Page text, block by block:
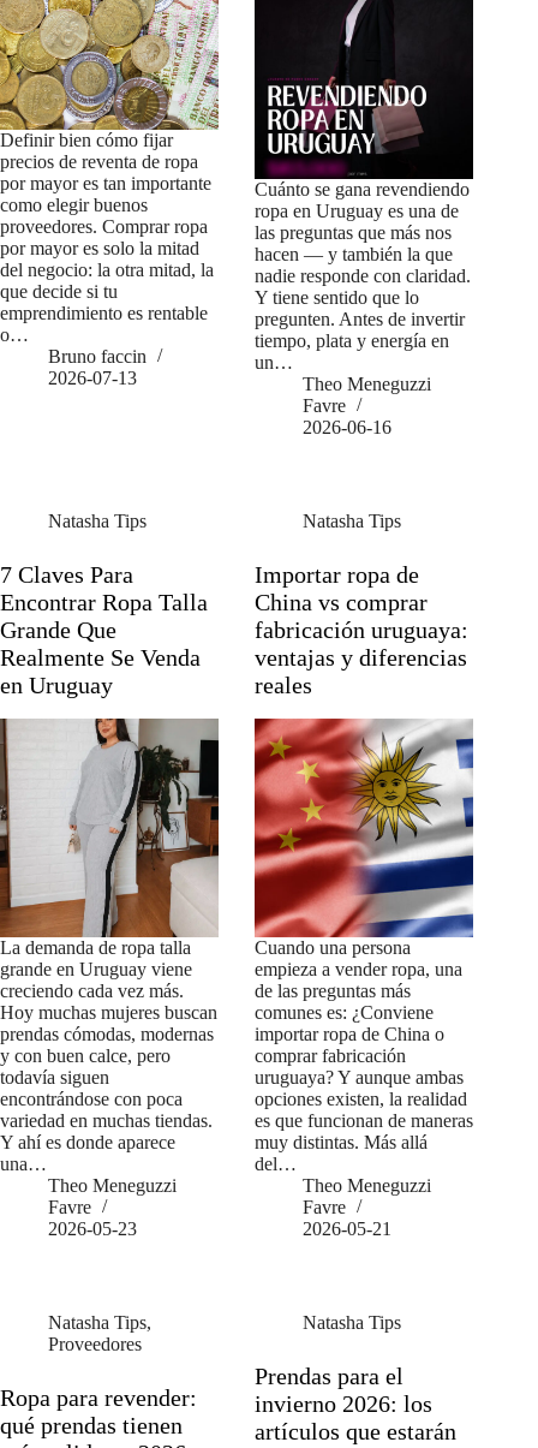
Definir bien cómo fijar
precios de reventa de ropa
por mayor es tan importante
como elegir buenos
proveedores. Comprar ropa
por mayor es solo la mitad
del negocio: la otra mitad, la
que decide si tu
emprendimiento es rentable
o…
Bruno faccin
2026-07-13
Cuánto se gana revendiendo
ropa en Uruguay es una de
las preguntas que más nos
hacen — y también la que
nadie responde con claridad.
Y tiene sentido que lo
pregunten. Antes de invertir
tiempo, plata y energía en
un…
Theo Meneguzzi
Favre
2026-06-16
Natasha Tips
7 Claves Para
Encontrar Ropa Talla
Grande Que
Realmente Se Venda
en Uruguay
La demanda de ropa talla
grande en Uruguay viene
creciendo cada vez más.
Hoy muchas mujeres buscan
prendas cómodas, modernas
y con buen calce, pero
todavía siguen
encontrándose con poca
variedad en muchas tiendas.
Y ahí es donde aparece
una…
Theo Meneguzzi
Favre
2026-05-23
Natasha Tips
Importar ropa de
China vs comprar
fabricación uruguaya:
ventajas y diferencias
reales
Cuando una persona
empieza a vender ropa, una
de las preguntas más
comunes es: ¿Conviene
importar ropa de China o
comprar fabricación
uruguaya? Y aunque ambas
opciones existen, la realidad
es que funcionan de maneras
muy distintas. Más allá
del…
Theo Meneguzzi
Favre
2026-05-21
Natasha Tips,
Proveedores
Ropa para revender:
qué prendas tienen
Natasha Tips
Prendas para el
invierno 2026: los
artículos que estarán